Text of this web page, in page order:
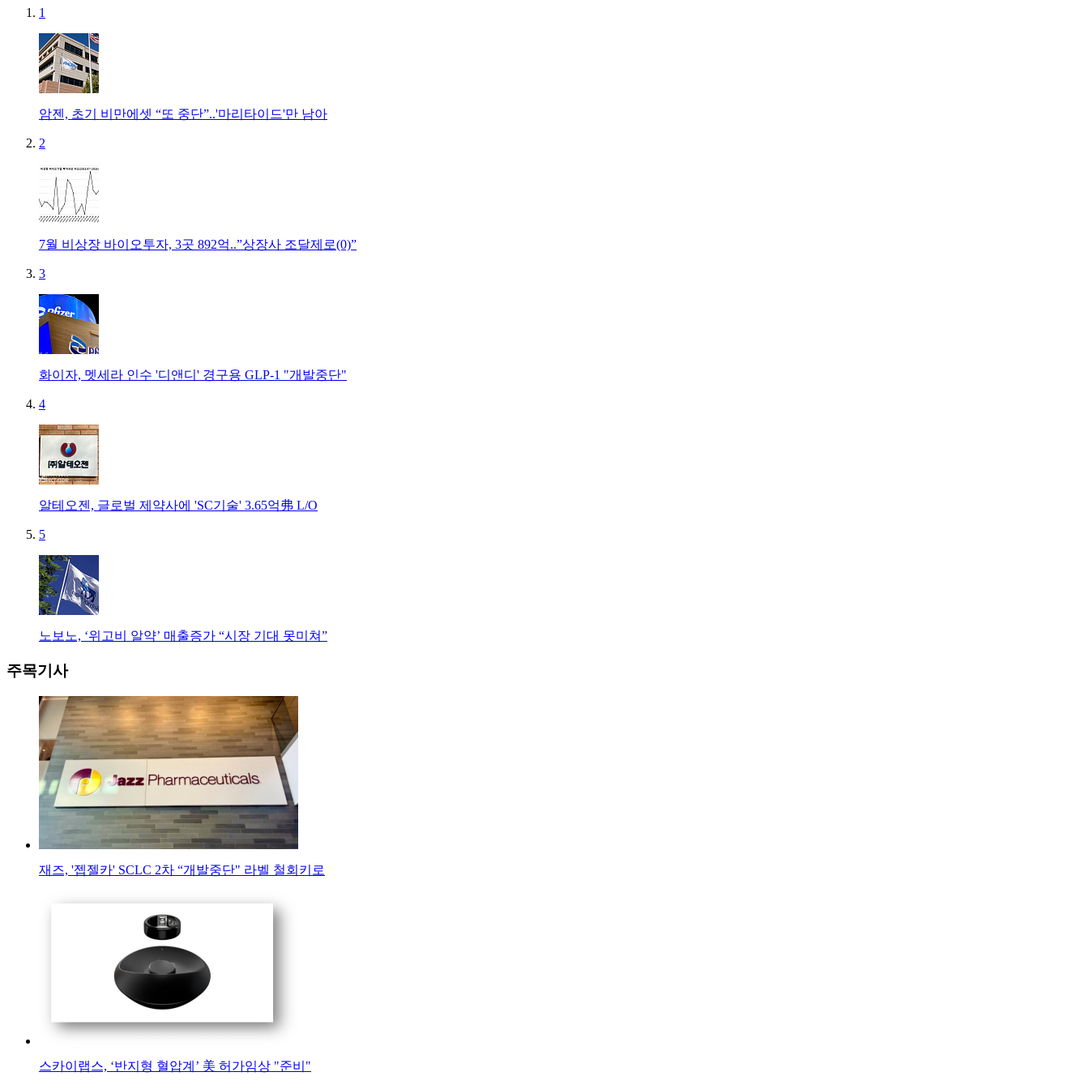
1
암젠, 초기 비만에셋 “또 중단”..'마리타이드'만 남아
2
7월 비상장 바이오투자, 3곳 892억..”상장사 조달제로(0)”
3
화이자, 멧세라 인수 '디앤디' 경구용 GLP-1 "개발중단"
4
알테오젠, 글로벌 제약사에 'SC기술' 3.65억弗 L/O
5
노보노, ‘위고비 알약’ 매출증가 “시장 기대 못미쳐”
주목기사
재즈, '젭젤카' SCLC 2차 “개발중단" 라벨 철회키로
스카이랩스, ‘반지형 혈압계’ 美 허가임상 "준비"